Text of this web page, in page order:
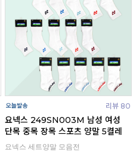
리뷰 80
요넥스 249SN003M 남성 여성
단목 중목 장목 스포츠 양말 5켤레
요넥스 세트양말 모음전